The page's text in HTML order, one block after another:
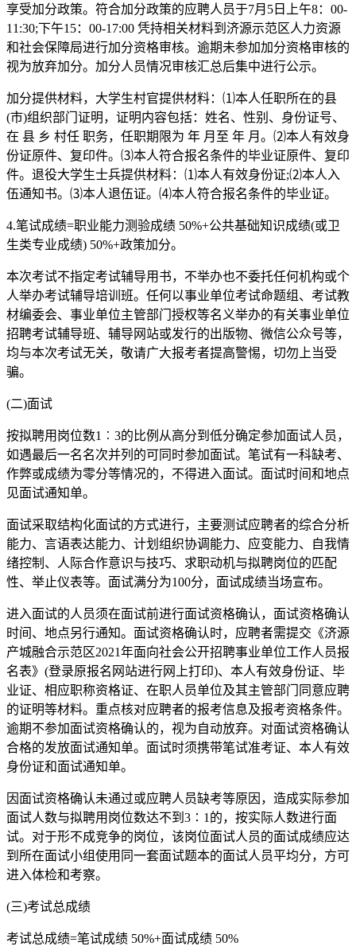
享受加分政策。符合加分政策的应聘人员于7月5日上午8：00-
11:30;下午15：00-17:00 凭持相关材料到济源示范区人力资源
和社会保障局进行加分资格审核。逾期未参加加分资格审核的
视为放弃加分。加分人员情况审核汇总后集中进行公示。
加分提供材料，大学生村官提供材料：⑴本人任职所在的县
(市)组织部门证明，证明内容包括：姓名、性别、身份证号、
在 县 乡 村任 职务，任职期限为 年 月至 年 月。⑵本人有效身
份证原件、复印件。⑶本人符合报名条件的毕业证原件、复印
件。退役大学生士兵提供材料：⑴本人有效身份证;⑵本人入
伍通知书。⑶本人退伍证。⑷本人符合报名条件的毕业证。
4.笔试成绩=职业能力测验成绩 50%+公共基础知识成绩(或卫
生类专业成绩) 50%+政策加分。
本次考试不指定考试辅导用书，不举办也不委托任何机构或个
人举办考试辅导培训班。任何以事业单位考试命题组、考试教
材编委会、事业单位主管部门授权等名义举办的有关事业单位
招聘考试辅导班、辅导网站或发行的出版物、微信公众号等，
均与本次考试无关，敬请广大报考者提高警惕，切勿上当受
骗。
(二)面试
按拟聘用岗位数1︰3的比例从高分到低分确定参加面试人员，
如遇最后一名名次并列的可同时参加面试。笔试有一科缺考、
作弊或成绩为零分等情况的，不得进入面试。面试时间和地点
见面试通知单。
面试采取结构化面试的方式进行，主要测试应聘者的综合分析
能力、言语表达能力、计划组织协调能力、应变能力、自我情
绪控制、人际合作意识与技巧、求职动机与拟聘岗位的匹配
性、举止仪表等。面试满分为100分，面试成绩当场宣布。
进入面试的人员须在面试前进行面试资格确认，面试资格确认
时间、地点另行通知。面试资格确认时，应聘者需提交《济源
产城融合示范区2021年面向社会公开招聘事业单位工作人员报
名表》(登录原报名网站进行网上打印)、本人有效身份证、毕
业证、相应职称资格证、在职人员单位及其主管部门同意应聘
的证明等材料。重点核对应聘者的报考信息及报考资格条件。
逾期不参加面试资格确认的，视为自动放弃。对面试资格确认
合格的发放面试通知单。面试时须携带笔试准考证、本人有效
身份证和面试通知单。
因面试资格确认未通过或应聘人员缺考等原因，造成实际参加
面试人数与拟聘用岗位数达不到3∶1的，按实际人数进行面
试。对于形不成竞争的岗位，该岗位面试人员的面试成绩应达
到所在面试小组使用同一套面试题本的面试人员平均分，方可
进入体检和考察。
(三)考试总成绩
考试总成绩=笔试成绩 50%+面试成绩 50%